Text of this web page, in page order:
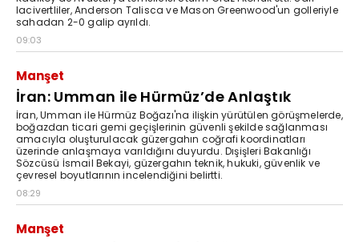
lacivertliler, Anderson Talisca ve Mason Greenwood'un golleriyle
sahadan 2-0 galip ayrıldı.
09:03
Manşet
İran: Umman ile Hürmüz’de Anlaştık
İran, Umman ile Hürmüz Boğazı'na ilişkin yürütülen görüşmelerde,
boğazdan ticari gemi geçişlerinin güvenli şekilde sağlanması
amacıyla oluşturulacak güzergahın coğrafi koordinatları
üzerinde anlaşmaya varıldığını duyurdu. Dışişleri Bakanlığı
Sözcüsü İsmail Bekayi, güzergahın teknik, hukuki, güvenlik ve
çevresel boyutlarının incelendiğini belirtti.
08:29
Manşet